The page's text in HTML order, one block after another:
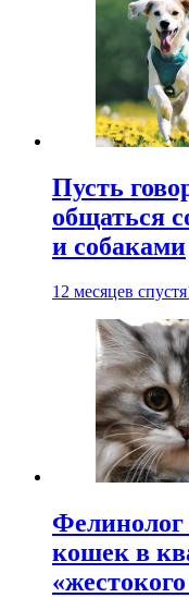
Пусть
общаться
и собаками
12 месяцев спустя
Фелинолог
кошек в